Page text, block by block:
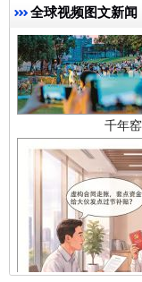
全球视频图文新闻
千年
揭开“小